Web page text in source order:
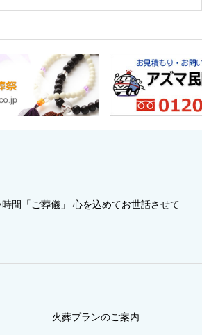
間「ご葬儀」 心を込めてお世話させて
火葬プランのご案内